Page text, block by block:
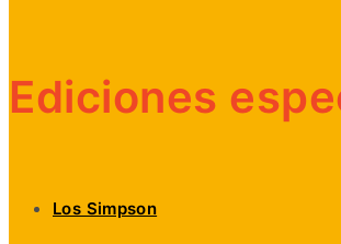
Ediciones
Los Simpson